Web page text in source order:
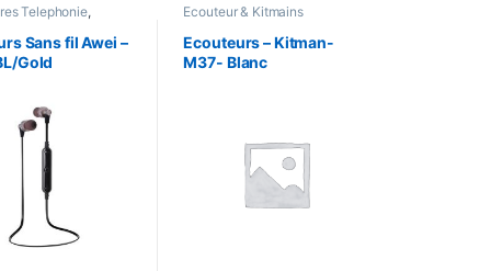
Telephonie,
Ecouteur & Kitmains
Sans fil Awei –
Gold
Ecouteur & Kitmains
Ecouteurs – Kitman-
M37- Blanc